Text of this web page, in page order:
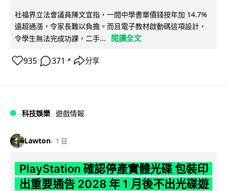
社福界立法會議員陳文宜指，一間中學書單價錢按年加 14.7%
遠超通漲，令家長難以負擔。而且電子教材啟動碼這項設計，
令學生無法完成功課，二手...
閱讀全文
935 371 ↗ 分享
科技娛樂 遊戲情報
Lawton 1 日
PlayStation 確認停產實體光碟 包裝印
出重要通告 2028 年 1 月後不出光碟遊